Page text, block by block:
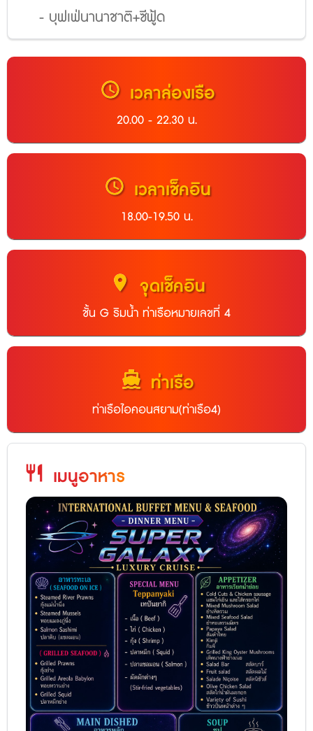
- บุฟเฟ่นานาชาติ+ซีฟู้ด
schedule เวลาล่องเรือ
20.00 - 22.30 น.
schedule เวลาเช็คอิน
18.00-19.50 น.
location_on จุดเช็คอิน
ชั้น G ริมน้ำ ท่าเรือหมายเลขที่ 4
directions_boat ท่าเรือ
ท่าเรือไอคอนสยาม(ท่าเรือ4)
restaurant เมนูอาหาร